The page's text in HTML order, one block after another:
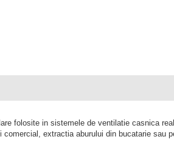
folosite in sistemele de ventilatie casnica
extractia aburului din bucatarie sau